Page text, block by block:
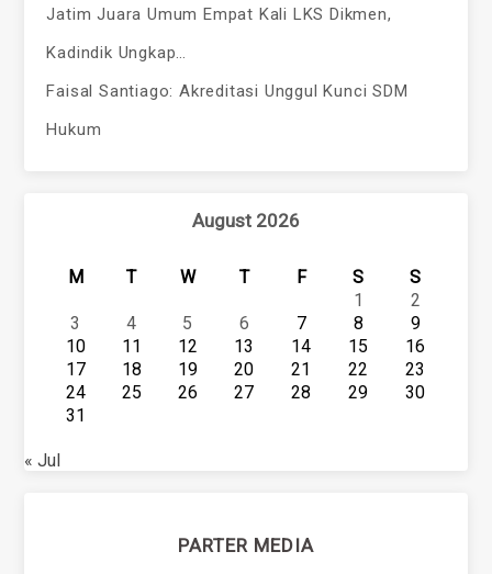
Jatim Juara Umum Empat Kali LKS Dikmen,
Kadindik Ungkap…
Faisal Santiago: Akreditasi Unggul Kunci SDM
Hukum
August 2026
M T W T F S
S
1
2
3
4 5 6 7 8
9
10
11 12 13 14 15
16
17
18 19 20 21 22
23
24
25 26 27 28 29
30
31
« Jul
PARTER MEDIA